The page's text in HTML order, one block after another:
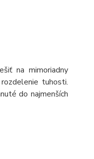
na mimoriadny
tuhosti.
do najmenších